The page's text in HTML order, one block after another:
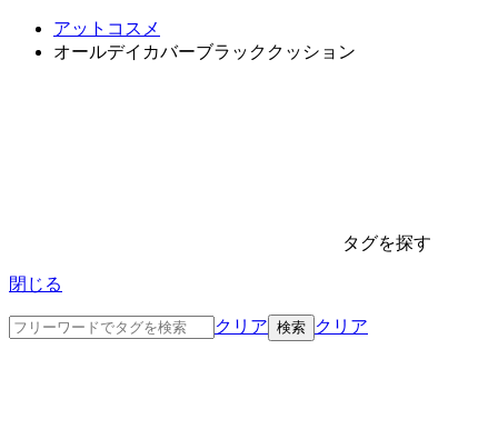
アットコスメ
オールデイカバーブラッククッション
タグを探す
閉じる
クリア クリア